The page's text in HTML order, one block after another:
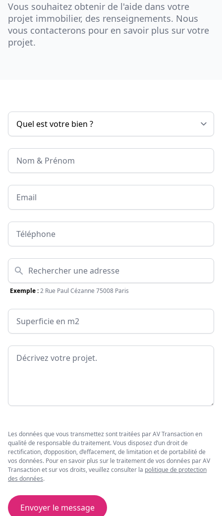
Vous souhaitez obtenir de l'aide dans votre
projet immobilier, des renseignements. Nous
vous contacterons pour en savoir plus sur votre
projet.
Nom & Prénom
Email
Téléphone
Adresse
Exemple :2 Rue Paul Cézanne 75008 Paris
Surface
Message
Les données que vous transmettez sont traitées par AV Transaction en
qualité de responsable du traitement. Vous disposez d’un droit de
rectification, d’opposition, d’effacement, de limitation et de portabilité de
vos données. Pour en savoir plus sur le traitement de vos données par AV
Transaction et sur vos droits, veuillez consulter la politique de protection
des données.
Envoyer le message